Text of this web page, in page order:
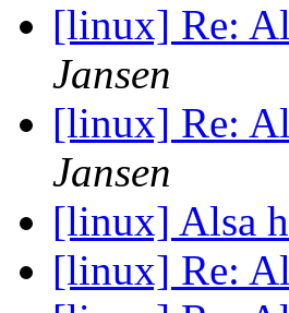
[linux] Re:
Jansen
[linux] Re:
Jansen
[linux] Alsa
[linux] Re: